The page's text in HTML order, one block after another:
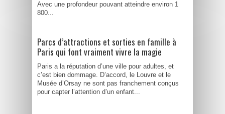
Avec une profondeur pouvant atteindre environ 1
800...
Parcs d’attractions et sorties en famille à
Paris qui font vraiment vivre la magie
Paris a la réputation d’une ville pour adultes, et
c’est bien dommage. D’accord, le Louvre et le
Musée d’Orsay ne sont pas franchement conçus
pour capter l’attention d’un enfant...